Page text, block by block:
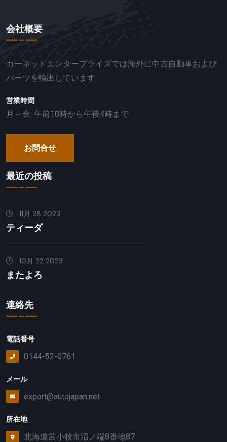
会社概要
カーネットエンタープライズでは海外に中古自動車および
パーツを輸出しています
営業時間
月～金: 午前10時から午後4時まで
お問合せ
最近の投稿
11月 28 2023
ティーダ
10月 22 2023
またよろ
連絡先
電話番号
0144-52-0761
メール
export@autojapan.net
所在地
北海道苫小牧市沼ノ端8番地87